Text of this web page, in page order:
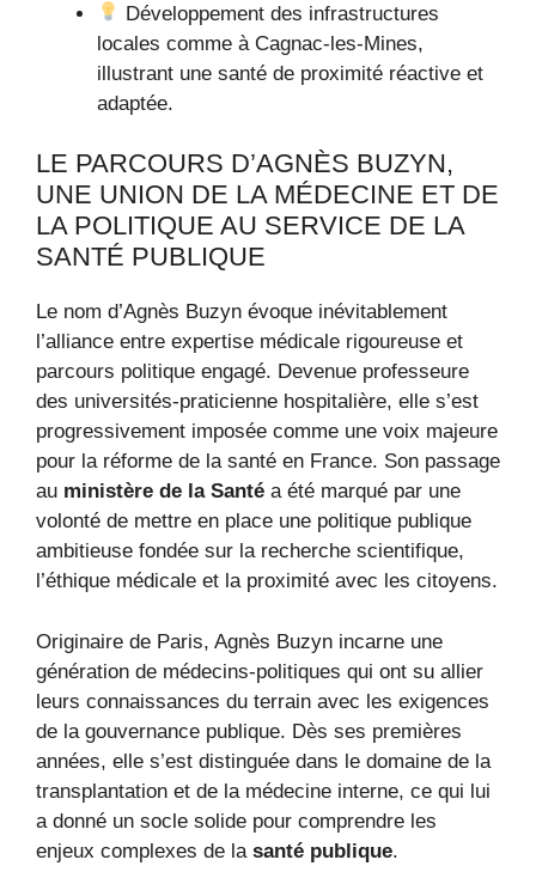
Développement des infrastructures
locales comme à Cagnac-les-Mines,
illustrant une santé de proximité réactive et
adaptée.
LE PARCOURS D’AGNÈS BUZYN,
UNE UNION DE LA MÉDECINE ET DE
LA POLITIQUE AU SERVICE DE LA
SANTÉ PUBLIQUE
Le nom d’Agnès Buzyn évoque inévitablement
l’alliance entre expertise médicale rigoureuse et
parcours politique engagé. Devenue professeure
des universités-praticienne hospitalière, elle s’est
progressivement imposée comme une voix majeure
pour la réforme de la santé en France. Son passage
au ministère de la Santé a été marqué par une
volonté de mettre en place une politique publique
ambitieuse fondée sur la recherche scientifique,
l’éthique médicale et la proximité avec les citoyens.
Originaire de Paris, Agnès Buzyn incarne une
génération de médecins-politiques qui ont su allier
leurs connaissances du terrain avec les exigences
de la gouvernance publique. Dès ses premières
années, elle s’est distinguée dans le domaine de la
transplantation et de la médecine interne, ce qui lui
a donné un socle solide pour comprendre les
enjeux complexes de la santé publique.